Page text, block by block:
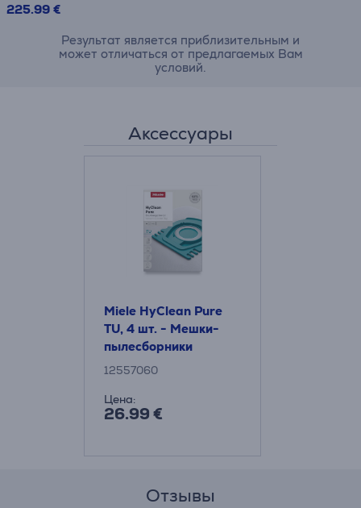
225.99 €
Результат является приблизительным и
может отличаться от предлагаемых Вам
условий.
Аксессуары
Miele HyClean Pure
TU, 4 шт. - Мешки-
пылесборники
12557060
Цена:
26.99 €
Отзывы